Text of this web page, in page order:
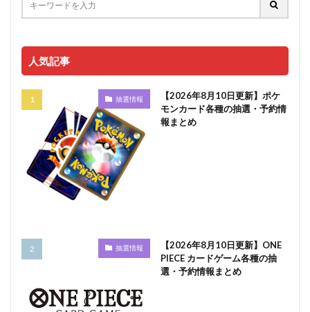
人気記事
抽選情報
【2026年8月10日更新】ポケ
モンカード各種の抽選・予約情
報まとめ
抽選情報
【2026年8月10日更新】ONE
PIECE カードゲーム各種の抽
選・予約情報まとめ